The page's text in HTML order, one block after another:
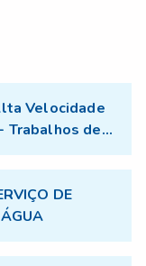
Velocidade
Trabalhos de
projecto TGV
DE